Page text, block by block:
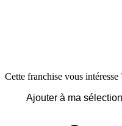
Cette franchise vous intéresse
Ajouter à ma sélection